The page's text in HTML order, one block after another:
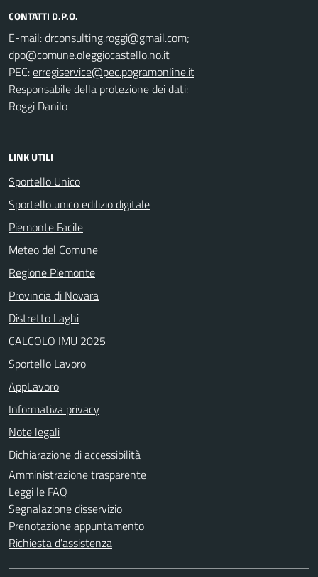
CONTATTI D.P.O.
E-mail:
;
PEC:
Responsabile della protezione dei dati:
Roggi Danilo
LINK UTILI
Sportello Unico
Sportello unico edilizio digitale
Piemonte Facile
Meteo del Comune
Regione Piemonte
Provincia di Novara
Distretto Laghi
CALCOLO IMU 2025
Sportello Lavoro
AppLavoro
Informativa privacy
Note legali
Dichiarazione di accessibilità
Amministrazione trasparente
Leggi le FAQ
Segnalazione disservizio
Prenotazione appuntamento
Richiesta d'assistenza